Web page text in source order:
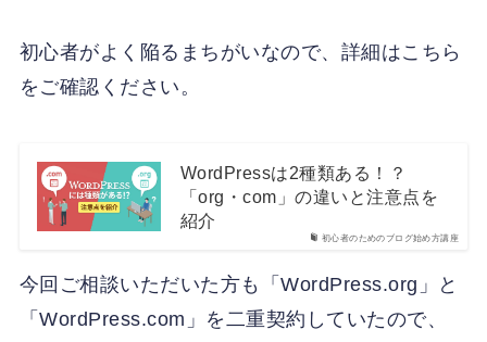
初心者がよく陥るまちがいなので、詳細はこちら
をご確認ください。
初心者のためのブログ始め方講座
WordPressは2種類ある！？
「org・com」の違いと注意点を
紹介
今回ご相談いただいた方も「WordPress.org」と
「WordPress.com」を二重契約していたので、